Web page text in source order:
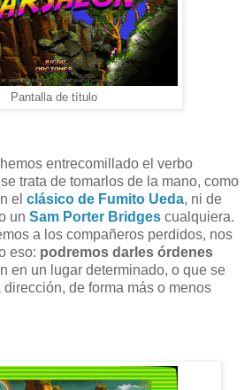
Pantalla de título
entrecomillado el verbo
trata de tomarlos de la mano, como
el clásico de Fumito Ueda, ni de
un Sam Porter Bridges cualquiera.
a los compañeros perdidos, nos
eso: podremos darles órdenes
en un lugar determinado, o que se
de forma más o menos